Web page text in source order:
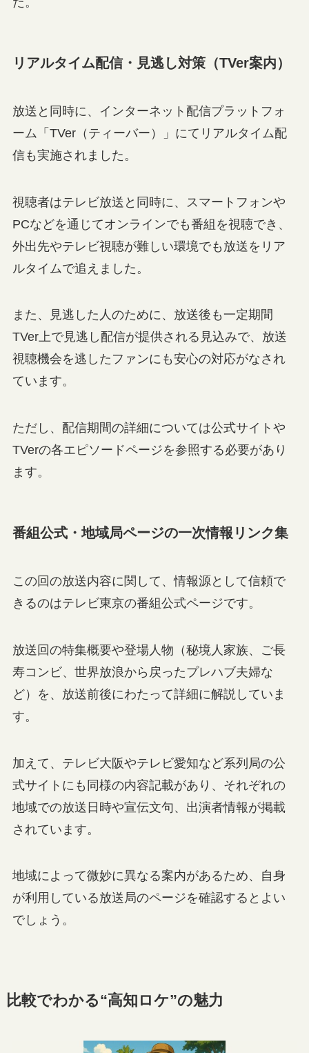
リアルタイム配信・見逃し対策（TVer案内）
放送と同時に、インターネット配信プラットフォ
ーム「TVer（ティーバー）」にてリアルタイム配
信も実施されました。
視聴者はテレビ放送と同時に、スマートフォンや
PCなどを通じてオンラインでも番組を視聴でき、
外出先やテレビ視聴が難しい環境でも放送をリア
ルタイムで追えました。
また、見逃した人のために、放送後も一定期間
TVer上で見逃し配信が提供される見込みで、放送
視聴機会を逃したファンにも安心の対応がなされ
ています。
ただし、配信期間の詳細については公式サイトや
TVerの各エピソードページを参照する必要があり
ます。
番組公式・地域局ページの一次情報リンク集
この回の放送内容に関して、情報源として信頼で
きるのはテレビ東京の番組公式ページです。
放送回の特集概要や登場人物（秘境人家族、ご長
寿コンビ、世界放浪から戻ったプレハブ夫婦な
ど）を、放送前後にわたって詳細に解説していま
す。
加えて、テレビ大阪やテレビ愛知など系列局の公
式サイトにも同様の内容記載があり、それぞれの
地域での放送日時や宣伝文句、出演者情報が掲載
されています。
地域によって微妙に異なる案内があるため、自身
が利用している放送局のページを確認するとよい
でしょう。
比較でわかる“高知ロケ”の魅力